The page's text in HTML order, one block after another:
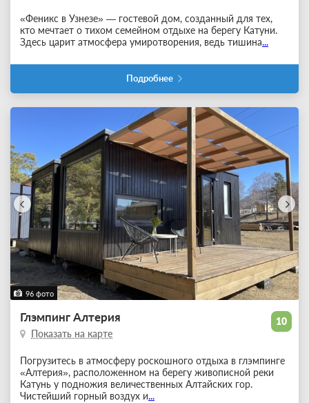
«Феникс в Узнезе» — гостевой дом, созданный для тех,
кто мечтает о тихом семейном отдыхе на берегу Катуни.
Здесь царит атмосфера умиротворения, ведь тишина...
Подробнее
96 фото
10
Глэмпинг Алтерия
Показать на карте
Погрузитесь в атмосферу роскошного отдыха в глэмпинге
«Алтерия», расположенном на берегу живописной реки
Катунь у подножия величественных Алтайских гор.
Чистейший горный воздух и...